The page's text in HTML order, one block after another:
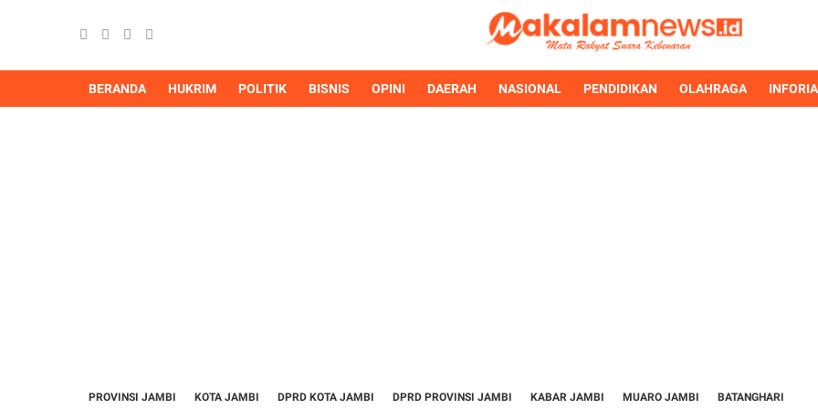
BERANDA HUKRIM POLITIK BISNIS OPINI DAERAH NASIONAL PENDIDIKAN OLAHRAGA
PROVINSI JAMBI KOTA JAMBI DPRD KOTA JAMBI DPRD PROVINSI JAMBI KABAR JAMBI MUARO JAMBI BATANGHARI